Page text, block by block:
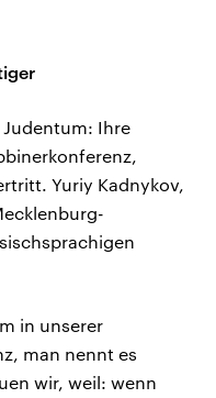
Judentum: Ihre
Yuriy Kadnykov,
in unserer
man nennt es
wir, weil: wenn